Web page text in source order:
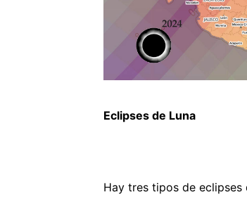
Eclipses de Luna
Hay tres tipos de eclipses